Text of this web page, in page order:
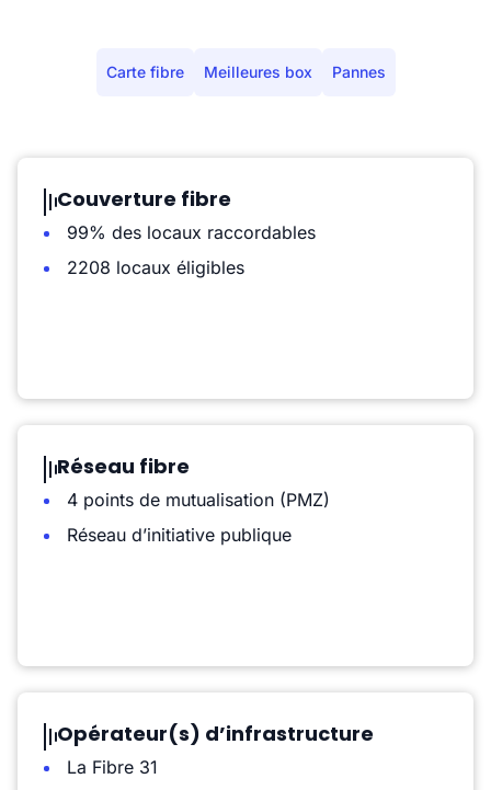
Carte fibre Meilleures box Pannes
Couverture fibre
99% des locaux raccordables
2208 locaux éligibles
Réseau fibre
4 points de mutualisation (PMZ)
Réseau d’initiative publique
Opérateur(s) d’infrastructure
La Fibre 31